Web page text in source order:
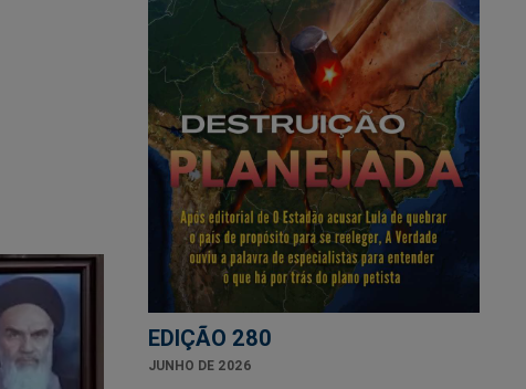
EDIÇÃO 280
JUNHO DE 2026